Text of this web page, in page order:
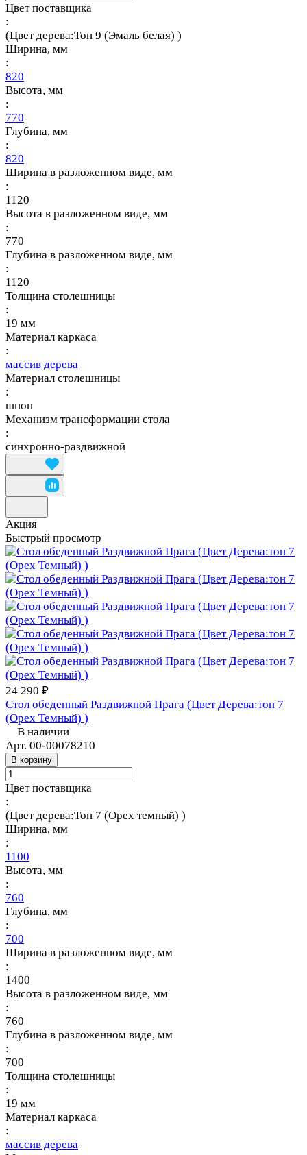
Цвет поставщика
:
(Цвет дерева:Тон 9 (Эмаль белая) )
Ширина, мм
:
820
Высота, мм
:
770
Глубина, мм
:
820
Ширина в разложенном виде, мм
:
1120
Высота в разложенном виде, мм
:
770
Глубина в разложенном виде, мм
:
1120
Толщина столешницы
:
19 мм
Материал каркаса
:
массив дерева
Материал столешницы
:
шпон
Механизм трансформации стола
:
синхронно-раздвижной
Акция
Быстрый просмотр
24 290 ₽
Стол обеденный Раздвижной Прага (Цвет Дерева:тон 7
(Орех Темный) )
В наличии
Арт. 00-00078210
В корзину
Цвет поставщика
:
(Цвет дерева:Тон 7 (Орех темный) )
Ширина, мм
:
1100
Высота, мм
:
760
Глубина, мм
:
700
Ширина в разложенном виде, мм
:
1400
Высота в разложенном виде, мм
:
760
Глубина в разложенном виде, мм
:
700
Толщина столешницы
:
19 мм
Материал каркаса
:
массив дерева